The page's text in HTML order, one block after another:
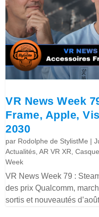
VR News Week
Frame, Apple,
2030
par Rodolphe de StylistMe |
Actualités,AR VR XR,
Week
VR News Week 79 :
des prix Qualcomm,
sortis et nouveautés